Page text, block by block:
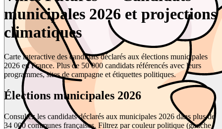
municipales 2026 et projections
climatiques
Carte interactive des candidats déclarés aux élections municipales
2026 en France. Plus de 50 000 candidats référencés avec leurs
programmes, sites de campagne et étiquettes politiques.
Élections municipales 2026
Consultez les candidats déclarés aux municipales 2026 dans plus de
34 000 communes françaises. Filtrez par couleur politique (gauche,